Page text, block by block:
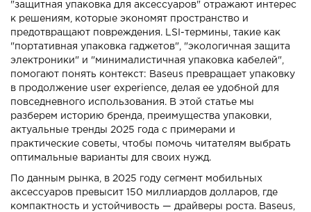
"защитная упаковка для аксессуаров" отражают интерес
к решениям, которые экономят пространство и
предотвращают повреждения. LSI-термины, такие как
"портативная упаковка гаджетов", "экологичная защита
электроники" и "минималистичная упаковка кабелей",
помогают понять контекст: Baseus превращает упаковку
в продолжение user experience, делая ее удобной для
повседневного использования. В этой статье мы
разберем историю бренда, преимущества упаковки,
актуальные тренды 2025 года с примерами и
практические советы, чтобы помочь читателям выбрать
оптимальные варианты для своих нужд.
По данным рынка, в 2025 году сегмент мобильных
аксессуаров превысит 150 миллиардов долларов, где
компактность и устойчивость — драйверы роста. Baseus,